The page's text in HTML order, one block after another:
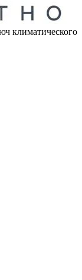
климатического